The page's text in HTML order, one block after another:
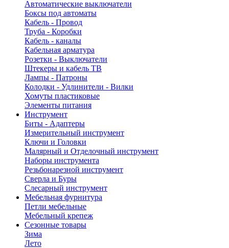
Автоматические выключатели
Боксы под автоматы
Кабель - Провод
Труба - Коробки
Кабель - каналы
Кабельная арматура
Розетки - Выключатели
Штекеры и кабель ТВ
Лампы - Патроны
Колодки - Удлинители - Вилки
Хомуты пластиковые
Элементы питания
Инструмент
Биты - Адаптеры
Измерительный инструмент
Ключи и Головки
Малярный и Отделочный инструмент
Наборы инструмента
Резьбонарезной инструмент
Сверла и Буры
Слесарный инструмент
Мебельная фурнитура
Петли мебельные
Мебельный крепеж
Сезонные товары
Зима
Лето